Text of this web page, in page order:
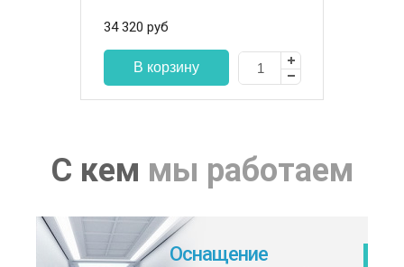
34 320 руб
С кем мы работаем
Оснащение